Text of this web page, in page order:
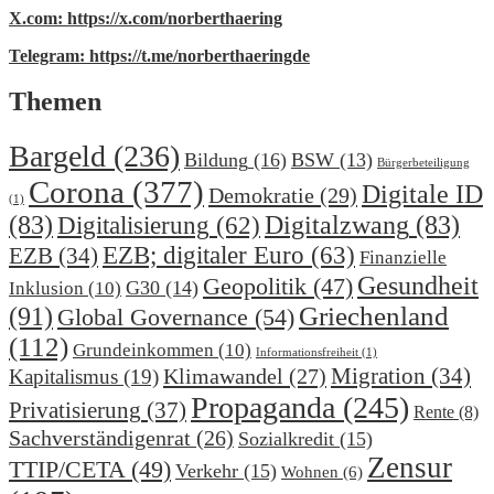
X.com: https://x.com/norberthaering
Telegram: https://t.me/norberthaeringde
Themen
Bargeld (236) Bildung (16) BSW (13) Bürgerbeteiligung
(1) Corona (377) Demokratie (29) Digitale ID
(83) Digitalisierung (62) Digitalzwang (83)
EZB (34) EZB; digitaler Euro (63) Finanzielle
Inklusion (10) G30 (14) Geopolitik (47) Gesundheit
(91) Global Governance (54) Griechenland
(112) Grundeinkommen (10) Informationsfreiheit (1)
Kapitalismus (19)Klimawandel (27) Migration (34)
Privatisierung (37) Propaganda (245) Rente (8)
Sachverständigenrat (26) Sozialkredit (15)
TTIP/CETA(49) Verkehr (15) Wohnen (6) Zensur